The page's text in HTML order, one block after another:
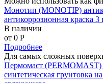
Монотип (MONOTIP)
антикоррозионная краска 3
В наличии
от 0 P
Подробнее
Для самых сложных
Пермомаст (PERMOMAST)
синтетическая грунтовка